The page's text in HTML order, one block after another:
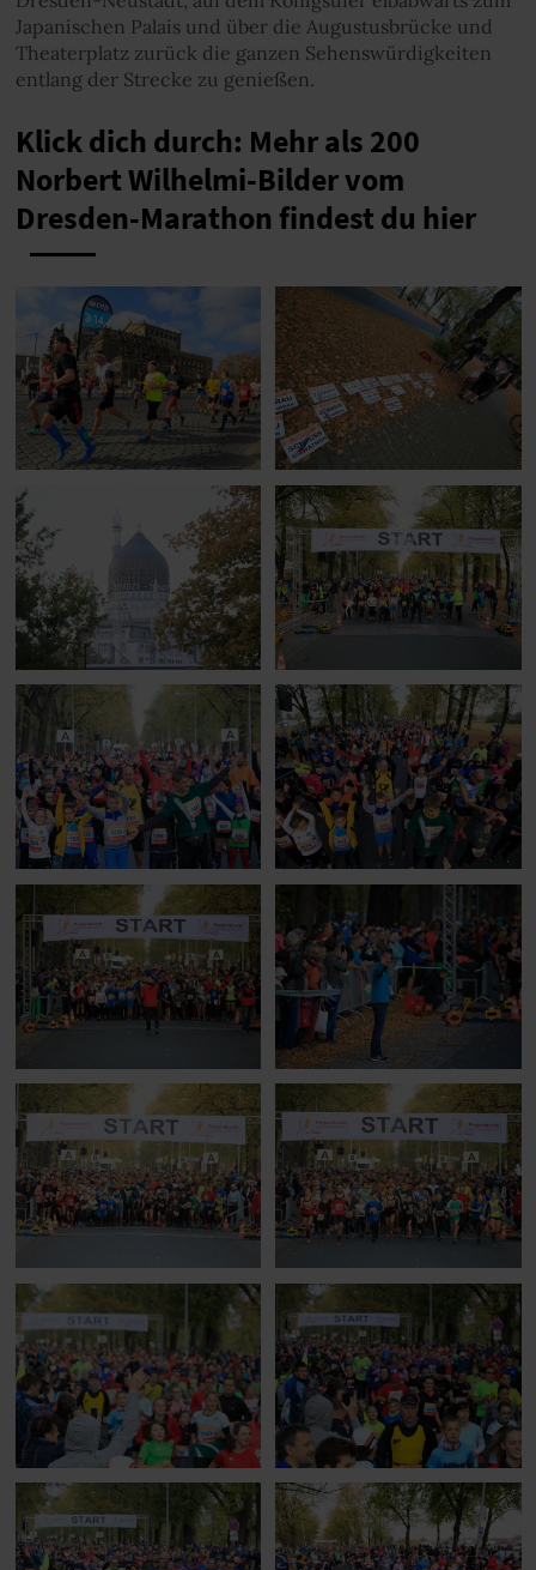
Japanischen Palais und über die Augustusbrücke und
Theaterplatz zurück die ganzen Sehenswürdigkeiten
entlang der Strecke zu genießen.
Klick dich durch: Mehr als 200
Norbert Wilhelmi-Bilder vom
Dresden-Marathon findest du hier